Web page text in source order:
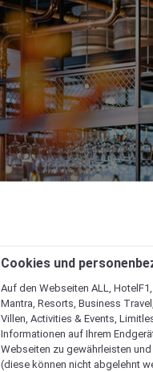
Cookies und
Auf den Webseiten ALL,
Mantra, Resorts, Business
Villen, Activities & Events,
Informationen auf Ihrem
Webseiten zu gewährleisten
(diese können nicht abgelehnt